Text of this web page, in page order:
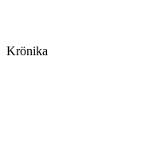
Krönika